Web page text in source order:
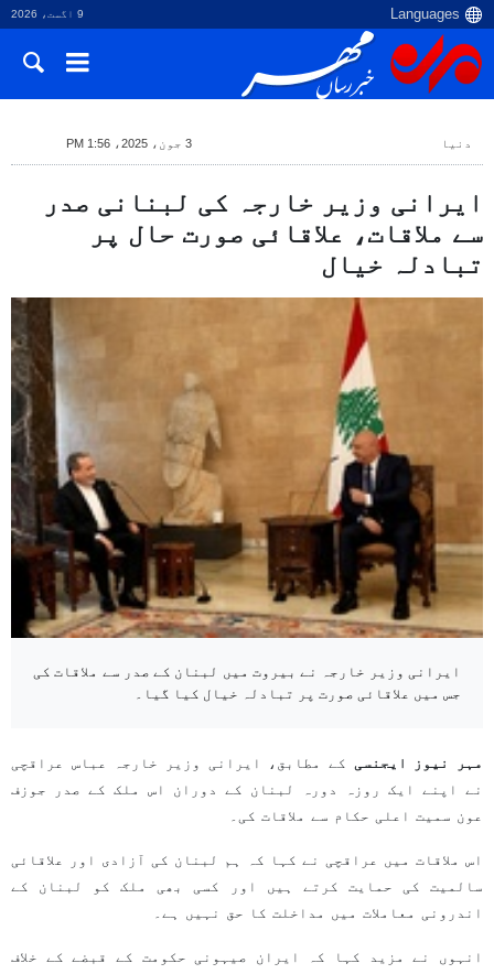
9 اگست، 2026
دنیا 3 جون، 2025، 1:56 PM
ایرانی وزیر خارجہ کی لبنانی صدر
سے ملاقات، علاقائی صورت حال پر
تبادلہ خیال
ایرانی وزیر خارجہ نے بیروت میں لبنان کے صدر سے ملاقات کی
جس میں علاقائی صورت پر تبادلہ خیال کیا گیا۔
مہر نیوز ایجنسی کے مطابق، ایرانی وزیر خارجہ عباس عراقچی
نے اپنے ایک روزہ دورہ لبنان کے دوران اس ملک کے صدر جوزف
عون سمیت اعلی حکام سے ملاقات کی۔
اس ملاقات میں عراقچی نے کہا کہ ہم لبنان کی آزادی اور علاقائی
سالمیت کی حمایت کرتے ہیں اور کسی بھی ملک کو لبنان کے
اندرونی معاملات میں مداخلت کا حق نہیں ہے۔
انہوں نے مزید کہا کہ ایران صیہونی حکومت کے قبضے کے خلاف